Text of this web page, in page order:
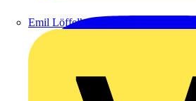
Emil Löffelhardt GmbH & Co. KG